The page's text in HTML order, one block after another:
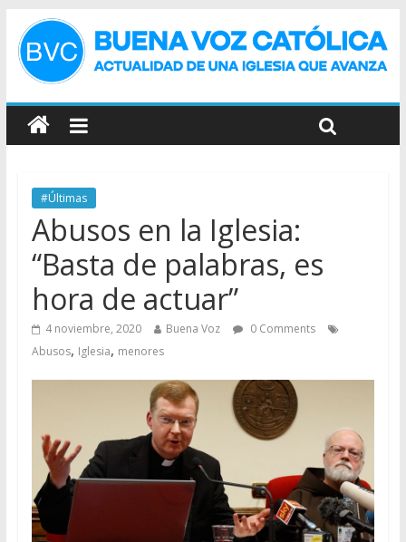
#Últimas
Abusos en la Iglesia:
“Basta de palabras, es
hora de actuar”
4 noviembre, 2020 Buena Voz
0 Comments
Abusos, Iglesia, menores